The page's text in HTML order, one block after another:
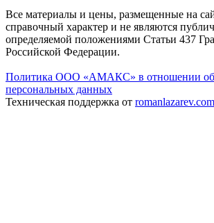
Все материалы и цены, размещенные на
справочный характер и не являются
определяемой положениями Статьи 437
Российской Федерации.
Политика ООО «АМАКС» в отношении
персональных данных
Техническая поддержка от romanlazarev.com